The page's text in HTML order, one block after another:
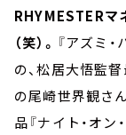
RHYMESTERマ
（笑）。 『アズミ
の、松居大悟監
の尾崎世界観さ
品『ナイト・オ